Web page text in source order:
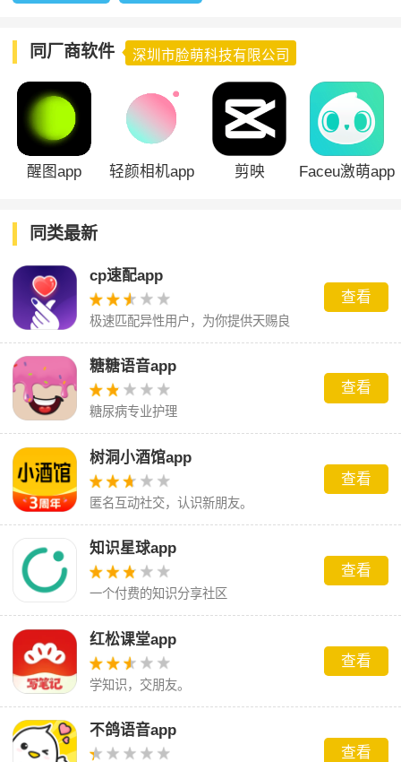
同厂商软件 深圳市脸萌科技有限公司
醒图app 轻颜相机app 剪映 Faceu激萌app
同类最新
cp速配app
极速匹配异性用户，为你提供天赐良
缘，助你脱单成功
查看
糖糖语音app
糖尿病专业护理
查看
树洞小酒馆app
匿名互动社交，认识新朋友。
查看
知识星球app
一个付费的知识分享社区
查看
红松课堂app
学知识，交朋友。
查看
不鸽语音app
查看